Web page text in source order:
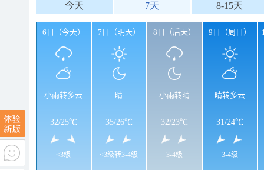
今天 7天 8-15天
6日（今天）
小雨转多云
32/25℃
<3级
7日（明天）
晴
35/26℃
<3级转3-4级
8日（后天）
小雨转晴
32/23℃
3-4级
9日（周日）
晴转多云
31/24℃
3-4级